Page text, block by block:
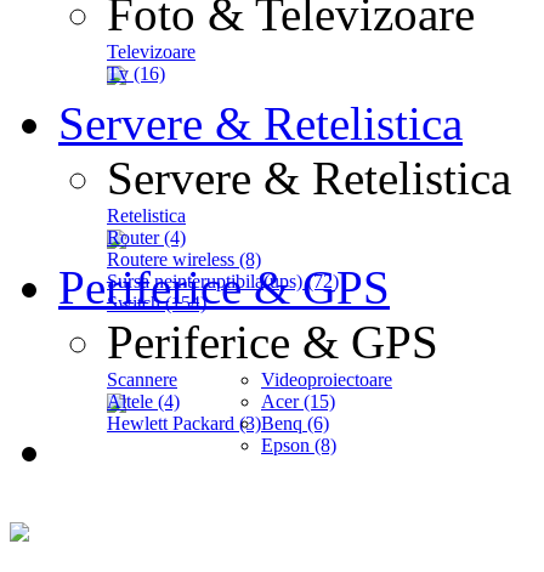
Foto & Televizoare
Televizoare
Tv (16)
Servere & Retelistica
Servere & Retelistica
Retelistica
Router (4)
Routere wireless (8)
Sursa neinteruptibila(ups) (72)
Switch (154)
Periferice & GPS
Periferice & GPS
Scannere
Altele (4)
Hewlett Packard (3)
Videoproiectoare
Acer (15)
Benq (6)
Epson (8)